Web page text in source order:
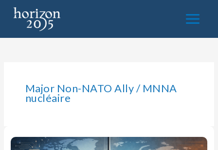
contenu
Major Non-NATO Ally / MNNA
nucléaire
particulier